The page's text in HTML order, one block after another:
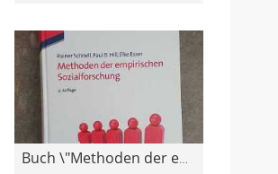
Buch \"Methoden der empirischen Sozialforschung\"